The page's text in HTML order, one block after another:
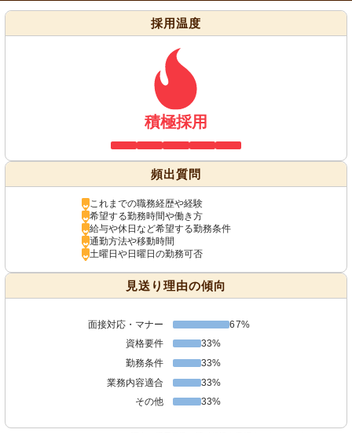
採用温度
積極採用
頻出質問
これまでの職務経歴や経験
希望する勤務時間や働き方
給与や休日など希望する勤務条件
通勤方法や移動時間
土曜日や日曜日の勤務可否
見送り理由の傾向
面接対応・マナー
67%
資格要件
33%
勤務条件
33%
業務内容適合
33%
その他
33%